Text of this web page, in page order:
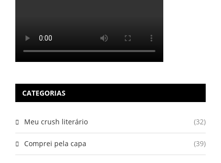
CATEGORIAS
Meu crush literário (32)
Comprei pela capa (39)